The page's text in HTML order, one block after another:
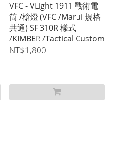
VFC - VLight 1911 戰術電
筒 /槍燈 (VFC /Marui 規格
共通) SF 310R 樣式
/KIMBER /Tactical Custom
NT$1,800